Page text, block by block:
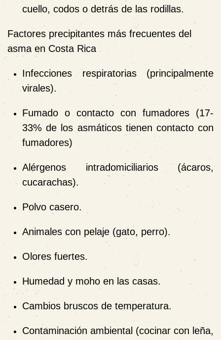
cuello, codos o detrás de las rodillas.
Factores precipitantes más frecuentes del
asma en Costa Rica
Infecciones respiratorias (principalmente
virales).
Fumado o contacto con fumadores (17-
33% de los asmáticos tienen contacto con
fumadores)
Alérgenos intradomiciliarios (ácaros,
cucarachas).
Polvo casero.
Animales con pelaje (gato, perro).
Olores fuertes.
Humedad y moho en las casas.
Cambios bruscos de temperatura.
Contaminación ambiental (cocinar con leña,